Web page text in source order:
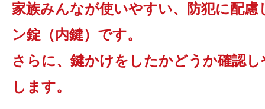
家族みんなが使いやすい、防犯に配
ン錠（内鍵）です。
さらに、鍵かけをしたかどうか確認
します。